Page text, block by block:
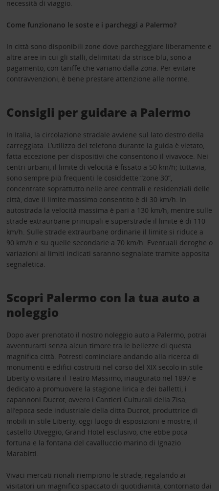
necessità di viaggio.
Come funzionano le soste e i parcheggi a Palermo?
In città sono disponibili zone dove parcheggiare liberamente e
altre aree in cui gli stalli, delimitati da strisce blu, sono a
pagamento, con tariffe che variano dalla zona. Per evitare
contravvenzioni, è bene prestare attenzione alle norme.
Consigli per guidare a Palermo
In Italia, la circolazione stradale avviene sul lato destro della
carreggiata. L’utilizzo del telefono durante la guida è vietato,
fatta eccezione per dispositivi che consentono il vivavoce. Nei
centri urbani, il limite di velocità è fissato a 50 km/h; tuttavia,
sono sempre più frequenti le cosiddette “zone 30”,
concentrate soprattutto nelle aree centrali e residenziali delle
città, dove il limite massimo consentito è di 30 km/h. In
autostrada la velocità massima è pari a 130 km/h, mentre sulle
strade extraurbane principali e superstrade il limite è di 110
km/h. Sulle strade extraurbane ordinarie il limite si riduce a
90 km/h e su quelle secondarie a 70 km/h. Eventuali deroghe o
variazioni ai limiti indicati saranno segnalate tramite apposita
segnaletica.
Scopri Palermo con la tua auto a
noleggio
Dopo aver prenotato il nostro noleggio auto a Palermo, potrai
avventurarti senza alcun timore tra le bellezze di questa
magnifica città. Potresti cominciare andando alla ricerca di
monumenti e edifici costruiti nel corso del XIX secolo in stile
Liberty o visitare il Teatro Massimo, inaugurato nel 1897 e
dedicato a promuovere la stagione lirica e dei balletti, i
capannoni Ducrot, ovvero i Cantieri Culturali della Zisa,
all’epoca sede industriale della ditta Ducrot, produttrice di
mobili in stile Liberty, oggi luogo di esposizioni e mostre, il
castello Utveggio, Grand Hotel esclusivo, che ebbe poca
fortuna e la fontana del cavalluccio marino di Ignazio
Marabitti.
Vivaci mercati rionali riempiono le strade, regalando ai
visitatori un magnifico spaccato di quotidianità, contornato dai